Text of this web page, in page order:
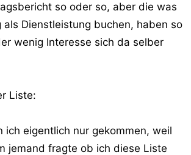
so oder so, aber die was
als Dienstleistung buchen, haben so
wenig Interesse sich da selber
Liste:
ich eigentlich nur gekommen, weil
jemand fragte ob ich diese Liste